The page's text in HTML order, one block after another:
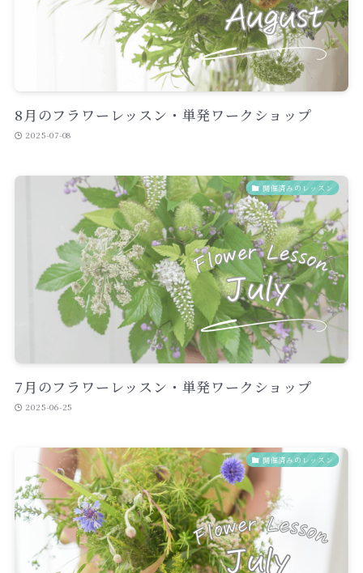
8月のフラワーレッスン・単発ワークショップ
2025-07-08
開催済みのレッスン
7月のフラワーレッスン・単発ワークショップ
2025-06-25
開催済みのレッスン